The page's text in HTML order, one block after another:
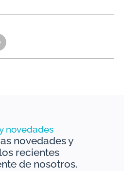
novedades
novedades y
recientes
de nosotros.